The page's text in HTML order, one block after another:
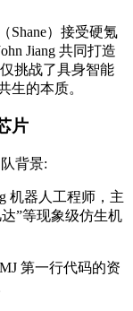
Shane）接受硬氪
Jiang 共同打造
挑战了具身智能
生的本质。
片
背景:
机器人工程师，主
”等现象级仿生机
第一行代码的资